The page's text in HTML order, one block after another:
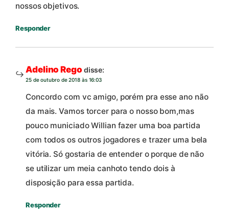
nossos objetivos.
Responder
Adelino Rego disse:
25 de outubro de 2018 às 16:03
Concordo com vc amigo, porém pra esse ano não
da mais. Vamos torcer para o nosso bom,mas
pouco municiado Willian fazer uma boa partida
com todos os outros jogadores e trazer uma bela
vitória. Só gostaria de entender o porque de não
se utilizar um meia canhoto tendo dois à
disposição para essa partida.
Responder